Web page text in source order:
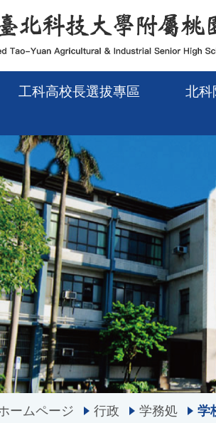
に移動
工科高校長選拔專區 北科
ームページ 行政 学務処 学